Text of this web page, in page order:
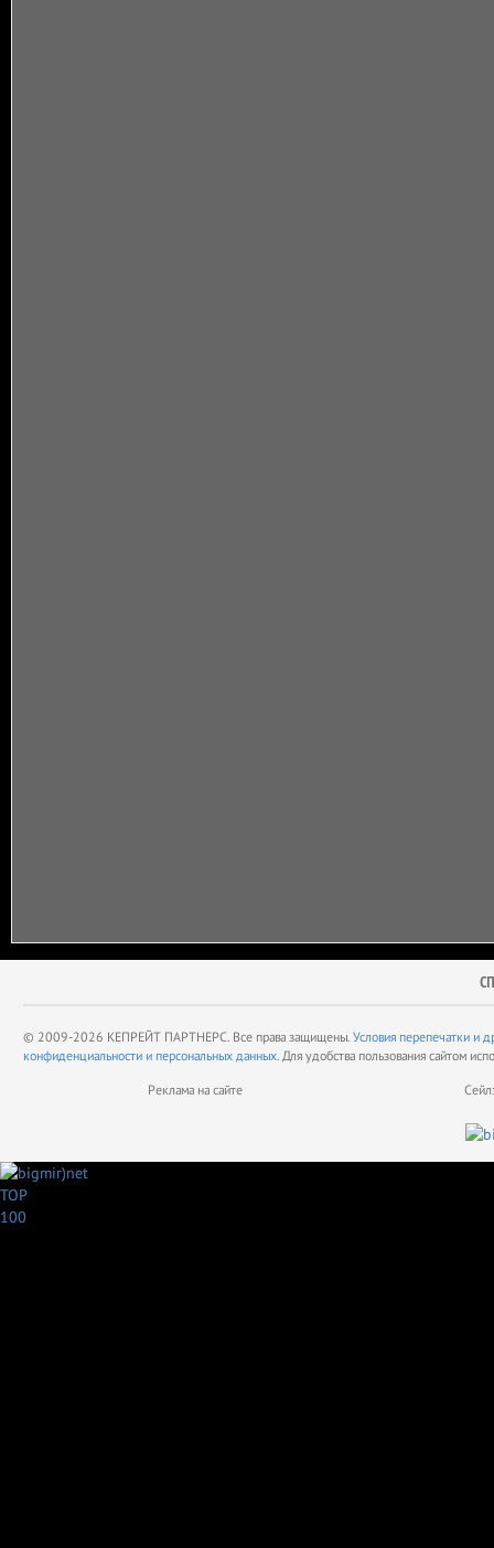
© 2009-2026 КЕПРЕЙТ ПАРТНЕРС. Все права защищены. Условия перепечатки и
конфиденциальности и персональных данных. Для удобства пользования сайтом
Реклама на сайте